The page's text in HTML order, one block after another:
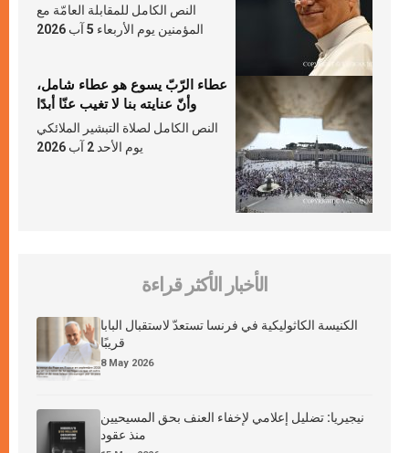
النص الكامل للمقابلة العامّة مع
المؤمنين يوم الأربعاء 5 آب 2026
عطاء الرّبّ يسوع هو عطاء شامل،
وأنّ عنايته بنا لا تغيب عنّا أبدًا
النص الكامل لصلاة التبشير الملائكي
يوم الأحد 2 آب 2026
الأخبار الأكثر قراءة
الكنيسة الكاثوليكية في فرنسا تستعدّ لاستقبال البابا
قريبًا
8 May 2026
نيجيريا: تضليل إعلامي لإخفاء العنف بحق المسيحيين
منذ عقود